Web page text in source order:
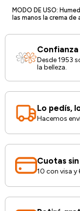
MODO DE USO:
las manos la crema de
Confianza
Desde 1953
la belleza.
Lo pedís,
Hacemos
Cuotas
10 con visa